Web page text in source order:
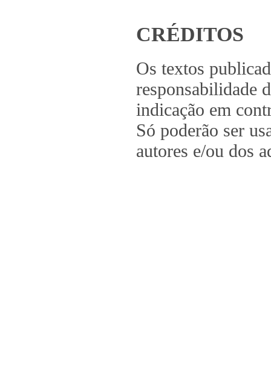
CRÉDITOS
Os textos
responsabilidade
indicação em
Só poderão ser
autores e/ou dos